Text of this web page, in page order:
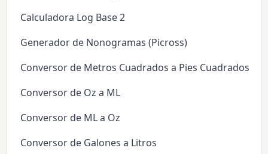
Calculadora Log Base 2
Generador de Nonogramas (Picross)
Conversor de Metros Cuadrados a Pies Cuadrados
Conversor de Oz a ML
Conversor de ML a Oz
Conversor de Galones a Litros